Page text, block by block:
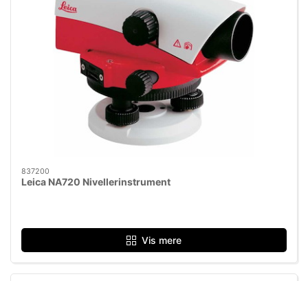
837200
Leica NA720 Nivellerinstrument
Vis mere